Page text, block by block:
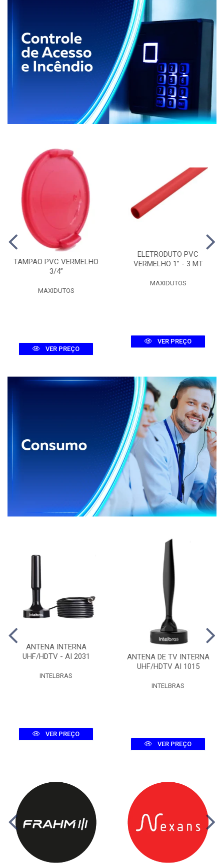
TAMPAO PVC VERMELHO
3/4”
MAXIDUTOS
VER PREÇO
ELETRODUTO PVC
VERMELHO 1” - 3 MT
MAXIDUTOS
VER PREÇO
ANTENA INTERNA
UHF/HDTV - AI 2031
INTELBRAS
VER PREÇO
ANTENA DE TV INTERNA
UHF/HDTV AI 1015
INTELBRAS
VER PREÇO